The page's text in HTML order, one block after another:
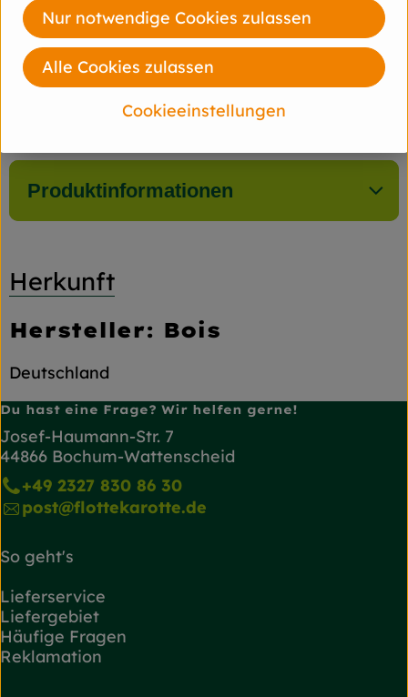
und asiatische Festland
Mengen importiert, u. a. aus Italien, Frankreich,
Griechenland und Ungarn. Die Hauptsaison für
Kirschen ist bei uns Juni/Juli.
Kirschen entsteint oder nicht eignen sich
Produktinformationen
Herkunft
Hersteller: Bois
Deutschland
Du hast eine Frage? Wir helfen gerne!
Josef-Haumann-Str. 7
44866 Bochum-Wattenscheid
+49 2327 830 86 30
post@flottekarotte.de
So geht's
Lieferservice
Liefergebiet
Häufige Fragen
Reklamation
Cookieeinstellungen
Nur notwendige Cookies zulassen
Alle Cookies zulassen